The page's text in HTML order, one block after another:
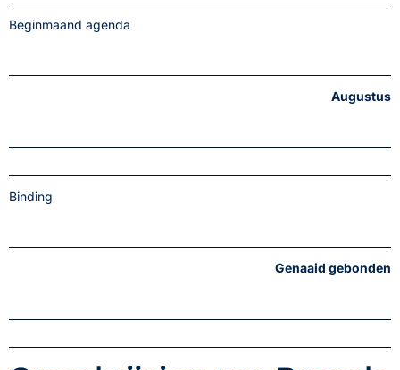
Beginmaand agenda
Augustus
Binding
Genaaid gebonden